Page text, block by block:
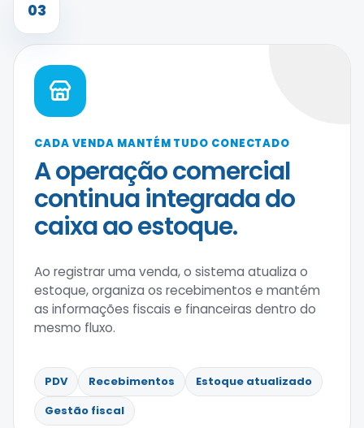
03
CADA VENDA MANTÉM TUDO CONECTADO
A operação comercial
continua integrada do
caixa ao estoque.
Ao registrar uma venda, o sistema atualiza o
estoque, organiza os recebimentos e mantém
as informações fiscais e financeiras dentro do
mesmo fluxo.
PDV Recebimentos
Estoque atualizado
Gestão fiscal